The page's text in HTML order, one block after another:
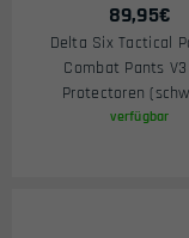
89,95€
Delta Six Tactical
Combat Pants
Protectoren
verfügbar